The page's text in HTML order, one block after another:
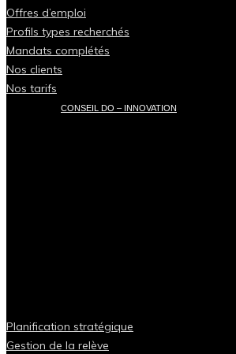
Offres d’emploi
Profils types recherchés
Mandats complétés
Nos clients
Nos tarifs
CONSEIL DO – INNOVATION
Planification stratégique
Gestion de la relève